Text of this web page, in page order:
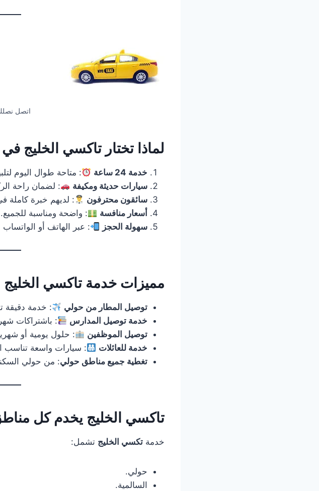
اتصل
لماذا تختار تاكسي الخليج
خدمة 24 ساعة
: متاحة طوال اليوم
سيارات حديثة ومكيفة
: لضمان راحة
سائقون محترفون
: لديهم خبرة كاملة
أسعار منافسة
: واضحة ومناسبة للجميع.
سهولة الحجز
: عبر الهاتف أو
مميزات خدمة تاكسي الخليج
توصيل المطار من حولي
: خدمة
خدمة توصيل المدارس
: باشتراكات
توصيل الموظفين
: حلول يومية أو
خدمة للعائلات
: سيارات واسعة تناسب
تغطية جميع مناطق حولي: من حولي
تاكسي الخليج يخدم كل
خدمة تكسي الخليج تشمل:
حولي.
السالمية.